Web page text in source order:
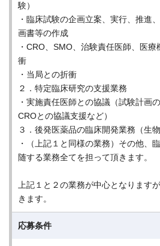
験）
・臨床試験の企画立案、実行、推進
画書等の作成
・CRO、SMO、治験責任医師、医
衝
・当局との折衝
２．特定臨床研究の支援業務
・実施責任医師との協議（試験計画
CROとの協議支援など）
３．後発医薬品の臨床開発業務（生
・（上記１と同様の業務）その他、
随する業務全てを担って頂きます。
上記１と２の業務が中心となります
きます。
応募条件